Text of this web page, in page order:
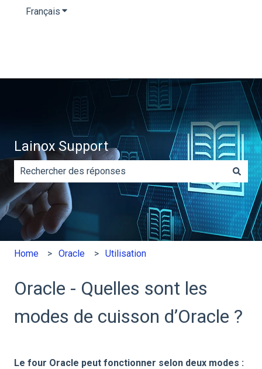
Français Afficher le sous-menu pour les traductions
Lainox Support
Il n'y a aucune suggestion car le champ de recherche
Home Oracle Utilisation
Oracle - Quelles sont les
modes de cuisson d’Oracle ?
Le four Oracle peut fonctionner selon deux modes :